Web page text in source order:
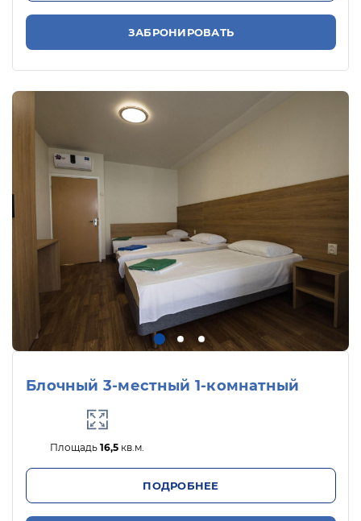
ЗАБРОНИРОВАТЬ
Блочный 3-местный 1-комнатный
Площадь16,5 кв.м.
ПОДРОБНЕЕ